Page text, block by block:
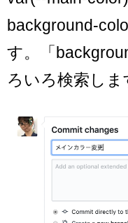
background-
す。「
ろいろ検索しま